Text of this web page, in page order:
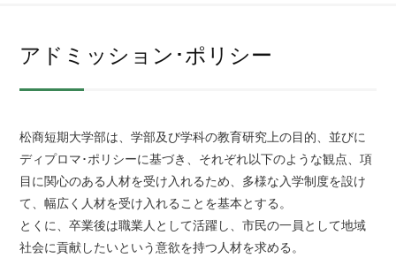
アドミッション･ポリシー
松商短期大学部は、学部及び学科の教育研究上の目的、並びに
ディプロマ･ポリシーに基づき、それぞれ以下のような観点、項
目に関心のある人材を受け入れるため、多様な入学制度を設け
て、幅広く人材を受け入れることを基本とする。
とくに、卒業後は職業人として活躍し、市民の一員として地域
社会に貢献したいという意欲を持つ人材を求める。